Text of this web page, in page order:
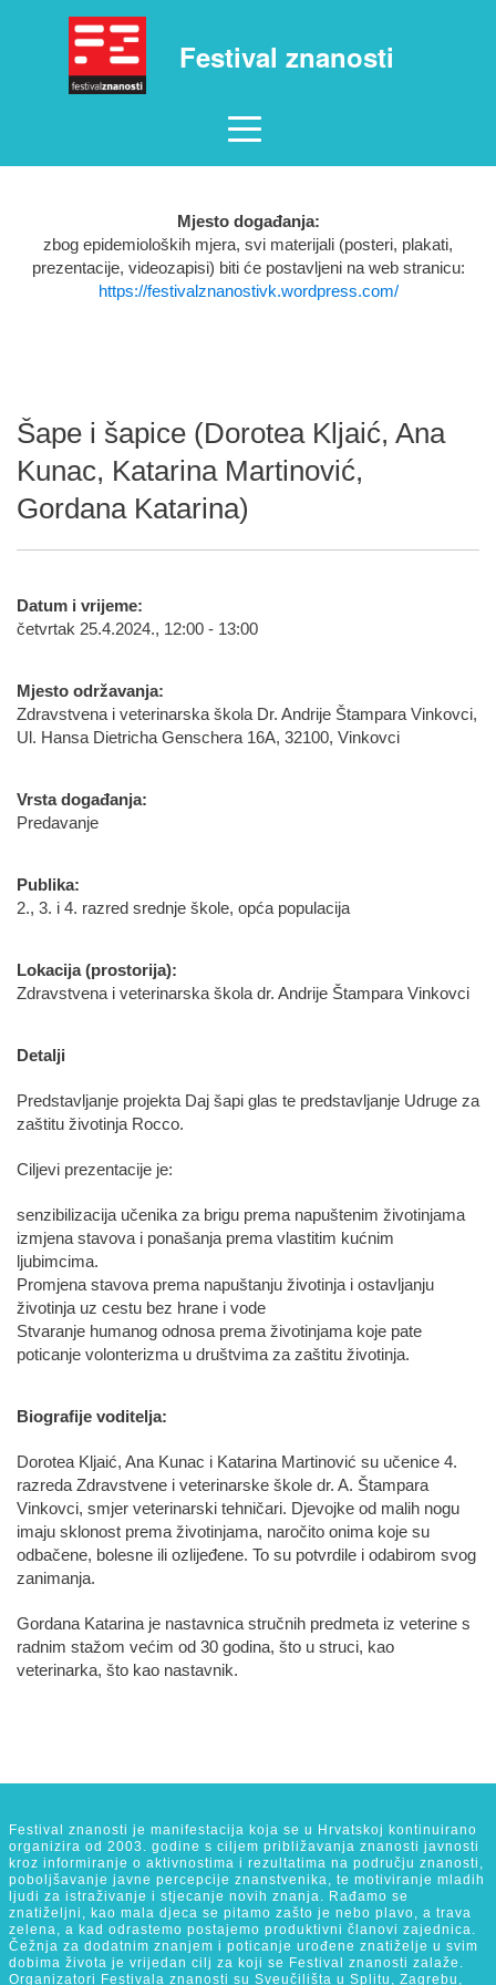
Festival znanosti
Mjesto događanja:
zbog epidemioloških mjera, svi materijali (posteri, plakati,
prezentacije, videozapisi) biti će postavljeni na web stranicu:
https://festivalznanostivk.wordpress.com/
Šape i šapice (Dorotea Kljaić, Ana
Kunac, Katarina Martinović,
Gordana Katarina)
Datum i vrijeme:
četvrtak 25.4.2024., 12:00 - 13:00
Mjesto održavanja:
Zdravstvena i veterinarska škola Dr. Andrije Štampara Vinkovci,
Ul. Hansa Dietricha Genschera 16A, 32100, Vinkovci
Vrsta događanja:
Predavanje
Publika:
2., 3. i 4. razred srednje škole, opća populacija
Lokacija (prostorija):
Zdravstvena i veterinarska škola dr. Andrije Štampara Vinkovci
Detalji
Predstavljanje projekta Daj šapi glas te predstavljanje Udruge za
zaštitu životinja Rocco.
Ciljevi prezentacije je:
senzibilizacija učenika za brigu prema napuštenim životinjama
izmjena stavova i ponašanja prema vlastitim kućnim
ljubimcima.
Promjena stavova prema napuštanju životinja i ostavljanju
životinja uz cestu bez hrane i vode
Stvaranje humanog odnosa prema životinjama koje pate
poticanje volonterizma u društvima za zaštitu životinja.
Biografije voditelja:
Dorotea Kljaić, Ana Kunac i Katarina Martinović su učenice 4.
razreda Zdravstvene i veterinarske škole dr. A. Štampara
Vinkovci, smjer veterinarski tehničari. Djevojke od malih nogu
imaju sklonost prema životinjama, naročito onima koje su
odbačene, bolesne ili ozlijeđene. To su potvrdile i odabirom svog
zanimanja.
Gordana Katarina je nastavnica stručnih predmeta iz veterine s
radnim stažom većim od 30 godina, što u struci, kao
veterinarka, što kao nastavnik.
Festival znanosti je manifestacija koja se u Hrvatskoj kontinuirano
organizira od 2003. godine s ciljem približavanja znanosti javnosti
kroz informiranje o aktivnostima i rezultatima na području znanosti,
poboljšavanje javne percepcije znanstvenika, te motiviranje mladih
ljudi za istraživanje i stjecanje novih znanja. Rađamo se
znatiželjni, kao mala djeca se pitamo zašto je nebo plavo, a trava
zelena, a kad odrastemo postajemo produktivni članovi zajednica.
Čežnja za dodatnim znanjem i poticanje urođene znatiželje u svim
dobima života je vrijedan cilj za koji se Festival znanosti zalaže.
Organizatori Festivala znanosti su Sveučilišta u Splitu, Zagrebu,